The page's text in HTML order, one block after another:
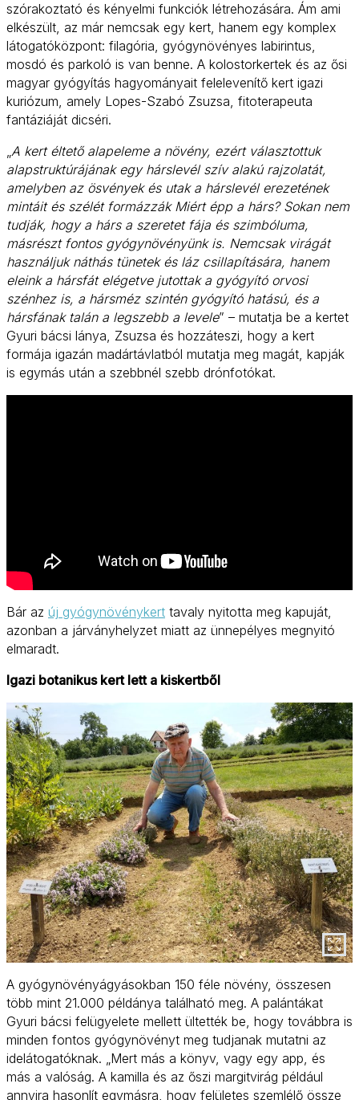
szórakoztató és kényelmi funkciók létrehozására. Ám ami
elkészült, az már nemcsak egy kert, hanem egy komplex
látogatóközpont: filagória, gyógynövényes labirintus,
mosdó és parkoló is van benne. A kolostorkertek és az ősi
magyar gyógyítás hagyományait felelevenítő kert igazi
kuriózum, amely Lopes-Szabó Zsuzsa, fitoterapeuta
fantáziáját dicséri.
„A kert éltető alapeleme a növény, ezért választottuk
alapstruktúrájának egy hárslevél szív alakú rajzolatát,
amelyben az ösvények és utak a hárslevél erezetének
mintáit és szélét formázzák Miért épp a hárs? Sokan nem
tudják, hogy a hárs a szeretet fája és szimbóluma,
másrészt fontos gyógynövényünk is. Nemcsak virágát
használjuk náthás tünetek és láz csillapítására, hanem
eleink a hársfát elégetve jutottak a gyógyító orvosi
szénhez is, a hársméz szintén gyógyító hatású, és a
hársfának talán a legszebb a levele” – mutatja be a kertet
Gyuri bácsi lánya, Zsuzsa és hozzáteszi, hogy a kert
formája igazán madártávlatból mutatja meg magát, kapják
is egymás után a szebbnél szebb drónfotókat.
Bár az új gyógynövénykert tavaly nyitotta meg kapuját,
azonban a járványhelyzet miatt az ünnepélyes megnyitó
elmaradt.
Igazi botanikus kert lett a kiskertből
A gyógynövényágyásokban 150 féle növény, összesen
több mint 21.000 példánya található meg. A palántákat
Gyuri bácsi felügyelete mellett ültették be, hogy továbbra is
minden fontos gyógynövényt meg tudjanak mutatni az
idelátogatóknak. „Mert más a könyv, vagy egy app, és
más a valóság. A kamilla és az őszi margitvirág például
annyira hasonlít egymásra, hogy felületes szemlélő össze